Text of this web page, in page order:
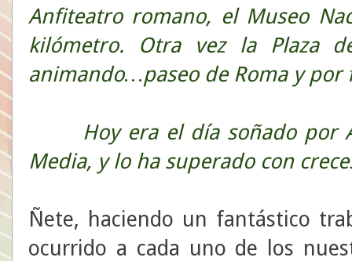
Anfiteatro romano, el Museo
kilómetro. Otra vez la Plaza
animando…paseo de Roma y por
Hoy era el día soñado por
Media, y lo ha superado con
Ñete, haciendo un fantástico
ocurrido a cada uno de los